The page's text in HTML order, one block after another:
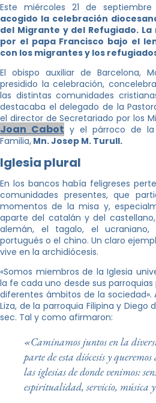
Este miércoles 21 de septiembre
acogido la celebración
del Migrante y del Refugiado.
por el papa Francisco bajo el
con los migrantes y los
El obispo auxiliar de Barcelona,
presidido la celebración,
las distintas comunidades
destacaba el delegado de la
el director de Secretariado por los
Joan Cabot y el párroco de la
Familia, Mn. Josep M. Turull.
Iglesia plural
En los bancos había feligreses
comunidades presentes, que
momentos de la misa y,
aparte del catalán y del
alemán, el tagalo, el
portugués o el chino. Un claro
vive en la archidiócesis.
«Somos miembros de la Iglesia
la fe cada uno desde sus
diferentes ámbitos de la sociedad».
Liza, de la parroquia Filipina y Diego
sec. Tal y como afirmaron:
«Caminamos juntos en la
parte de esta diócesis y
las iglesias de donde venimos:
espiritualidad, servicio, música